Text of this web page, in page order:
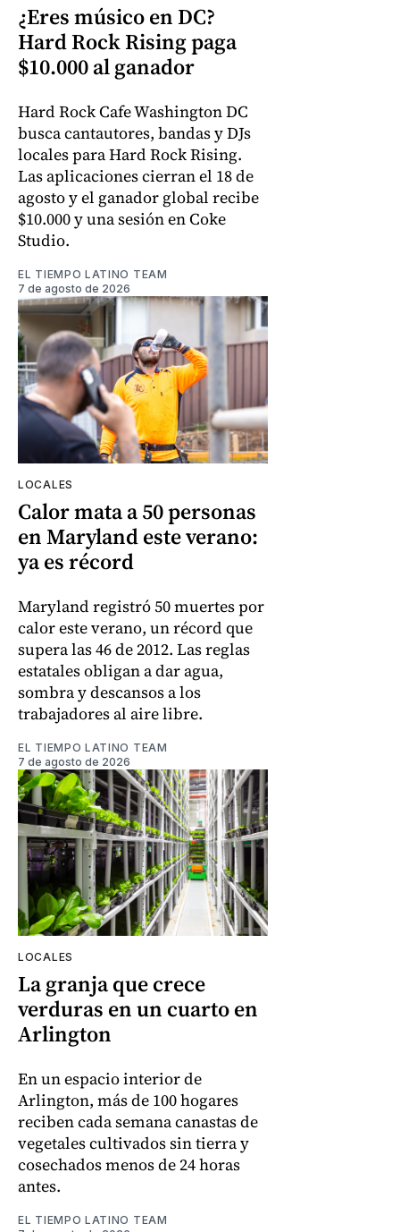
¿Eres músico en DC?
Hard Rock Rising paga
$10.000 al ganador
Hard Rock Cafe Washington DC
busca cantautores, bandas y DJs
locales para Hard Rock Rising.
Las aplicaciones cierran el 18 de
agosto y el ganador global recibe
$10.000 y una sesión en Coke
Studio.
EL TIEMPO LATINO TEAM
7 de agosto de 2026
LOCALES
Calor mata a 50 personas
en Maryland este verano:
ya es récord
Maryland registró 50 muertes por
calor este verano, un récord que
supera las 46 de 2012. Las reglas
estatales obligan a dar agua,
sombra y descansos a los
trabajadores al aire libre.
EL TIEMPO LATINO TEAM
7 de agosto de 2026
LOCALES
La granja que crece
verduras en un cuarto en
Arlington
En un espacio interior de
Arlington, más de 100 hogares
reciben cada semana canastas de
vegetales cultivados sin tierra y
cosechados menos de 24 horas
antes.
EL TIEMPO LATINO TEAM